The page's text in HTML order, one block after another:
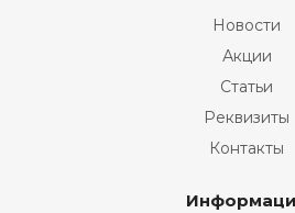
Новости
Акции
Статьи
Реквизиты
Контакты